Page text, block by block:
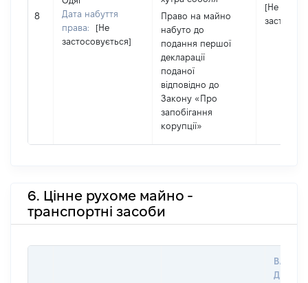
8
Дата набуття
права:
[Не
застосовується]
Право на майно
набуто до
подання першої
декларації
поданої
відповідно до
Закону «Про
запобігання
корупції»
[Не
6. Цінне рухоме майно -
транспортні засоби
ДАТУ